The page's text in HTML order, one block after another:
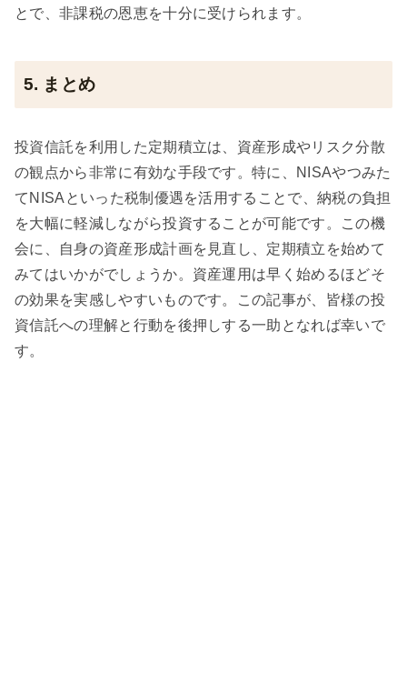
とで、非課税の恩恵を十分に受けられます。
5. まとめ
投資信託を利用した定期積立は、資産形成やリスク分散
の観点から非常に有効な手段です。特に、NISAやつみた
てNISAといった税制優遇を活用することで、納税の負担
を大幅に軽減しながら投資することが可能です。この機
会に、自身の資産形成計画を見直し、定期積立を始めて
みてはいかがでしょうか。資産運用は早く始めるほどそ
の効果を実感しやすいものです。この記事が、皆様の投
資信託への理解と行動を後押しする一助となれば幸いで
す。